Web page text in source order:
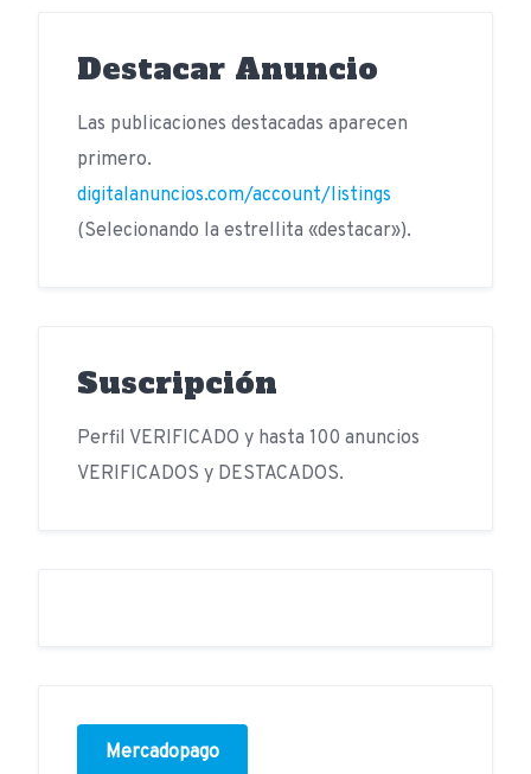
Destacar Anuncio
Las publicaciones destacadas aparecen
primero.
digitalanuncios.com/account/listings
(Selecionando la estrellita «destacar»).
Suscripción
Perfil VERIFICADO y hasta 100 anuncios
VERIFICADOS y DESTACADOS.
Mercadopago